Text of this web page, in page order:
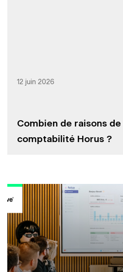
Combien de raisons
comptabilité Horus ?
12 juin 2026